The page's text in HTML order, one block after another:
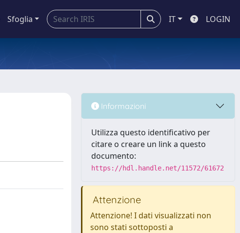
Sfoglia IT LOGIN
Informazioni
Utilizza questo identificativo per
citare o creare un link a questo
documento:
https://hdl.handle.net/11572/61672
Attenzione
Attenzione! I dati visualizzati non
sono stati sottoposti a